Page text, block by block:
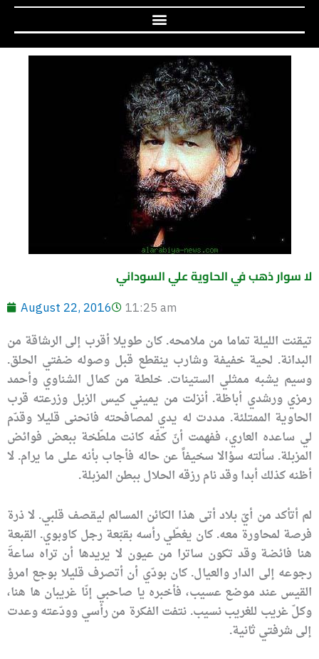
لا سوار ذهب في الحاوية علي السوداني
August 22, 2016 11:25 am
تيقنت الليلة تماما من ملامحه. كان طويلا أقرب إلى الرشاقة من
البدانة. لحية خفيفة وشارب ينقطع قبل وصوله ضفتي الحلق.
وسيم يشبه ممثلي الستينات. خلطة من كمال الشناوي وأحمد
رمزي ورشدي أباظة. أنزلت من يميني كيس الزبل وزرعته قرب
الحاوية الممتلئة. مددت له يدي لمصافحته فانحنى قليلا وقدّم
لي ساعده العاري، ففهمت أنّ كفّه كانت ملطّخة ببعض فوائض
المزبلة. سألته سؤالا سخيفاً عن حاله فأجاب بأنه على ما يرام. لا
أظنه كذلك أبدا وقد نام رزقه الحلال ببطن المزبلة.
لم أتأكد من أيّ بلاد أتى هذا الكائن المسالم ليقصف قلبي. لا ذرة
فرصة لمحاورة معه. كان يغطّي رأسه بقبّعة رجل كاوبوي. القبعة
هنا فائضة وقد تكون ساترا من عيون لا يريدها أن تراه ساعةَ
رجوعه إلى الدار والعيال. كان بودّي أن أتصرف قليلا بوجع امرؤ
القيس عند موضع عسيب، فأخبره يا صاحبي إنّا غريبان ها هنا،
وكلّ غريب للغريب نسيب. نتفت الفكرة من رأسي وودّعته وعدت
إلى شرفتي ثانية.